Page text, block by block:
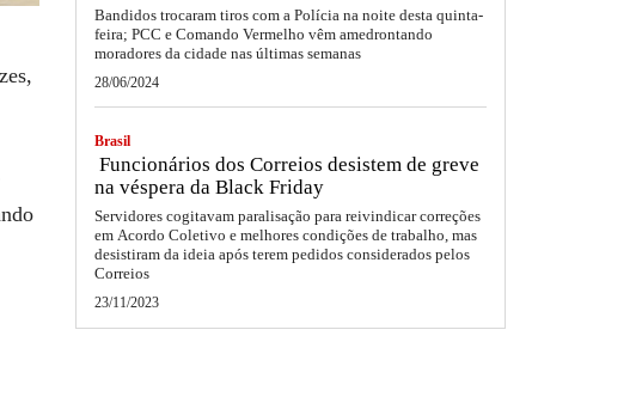
Bandidos trocaram tiros com a Polícia na noite desta quinta-
feira; PCC e Comando Vermelho vêm amedrontando
moradores da cidade nas últimas semanas
28/06/2024
Brasil
Funcionários dos Correios desistem de greve
na véspera da Black Friday
Servidores cogitavam paralisação para reivindicar correções
em Acordo Coletivo e melhores condições de trabalho, mas
desistiram da ideia após terem pedidos considerados pelos
Correios
23/11/2023